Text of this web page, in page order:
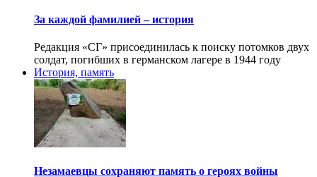
За каждой фамилией – история
Редакция «СГ» присоединилась к поиску потомков двух
солдат, погибших в германском лагере в 1944 году
История, память
Незамаевцы сохраняют память о героях войны